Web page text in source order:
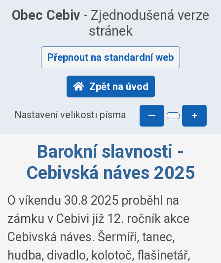
Obec Cebiv - Zjednodušená verze
stránek
Přepnout na standardní web
Zpět na úvod
Nastavení velikosti písma — +
Barokní slavnosti -
Cebivská náves 2025
O víkendu 30.8 2025 proběhl na
zámku v Cebivi již 12. ročník akce
Cebivská náves. Šermíři, tanec,
hudba, divadlo, kolotoč, flašinetář,